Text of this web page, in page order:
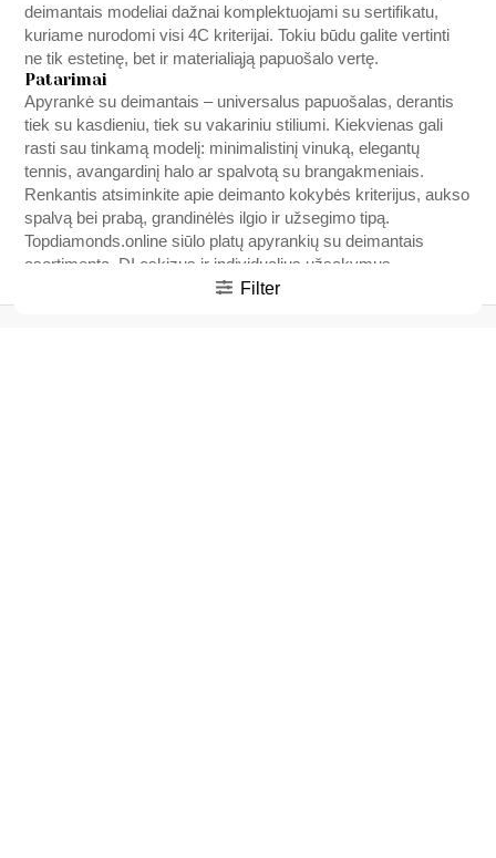
Filter
deimantais modeliai dažnai komplektuojami su sertifikatu,
kuriame nurodomi visi 4C kriterijai. Tokiu būdu galite vertinti
ne tik estetinę, bet ir materialiąją papuošalo vertę.
Patarimai
Apyrankė su deimantais – universalus papuošalas, derantis
tiek su kasdieniu, tiek su vakariniu stiliumi. Kiekvienas gali
rasti sau tinkamą modelį: minimalistinį vinuką, elegantų
tennis, avangardinį halo ar spalvotą su brangakmeniais.
Renkantis atsiminkite apie deimanto kokybės kriterijus, aukso
spalvą bei prabą, grandinėlės ilgio ir užsegimo tipą.
Topdiamonds.online siūlo platų apyrankių su deimantais
asortimentą, DI eskizus ir individualius užsakymus –
apsilankykite ir raskite tobulą papuošalą, kuris taps jūsų